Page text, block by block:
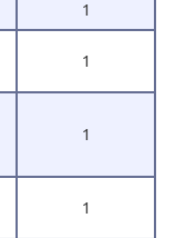
1
1
1
1